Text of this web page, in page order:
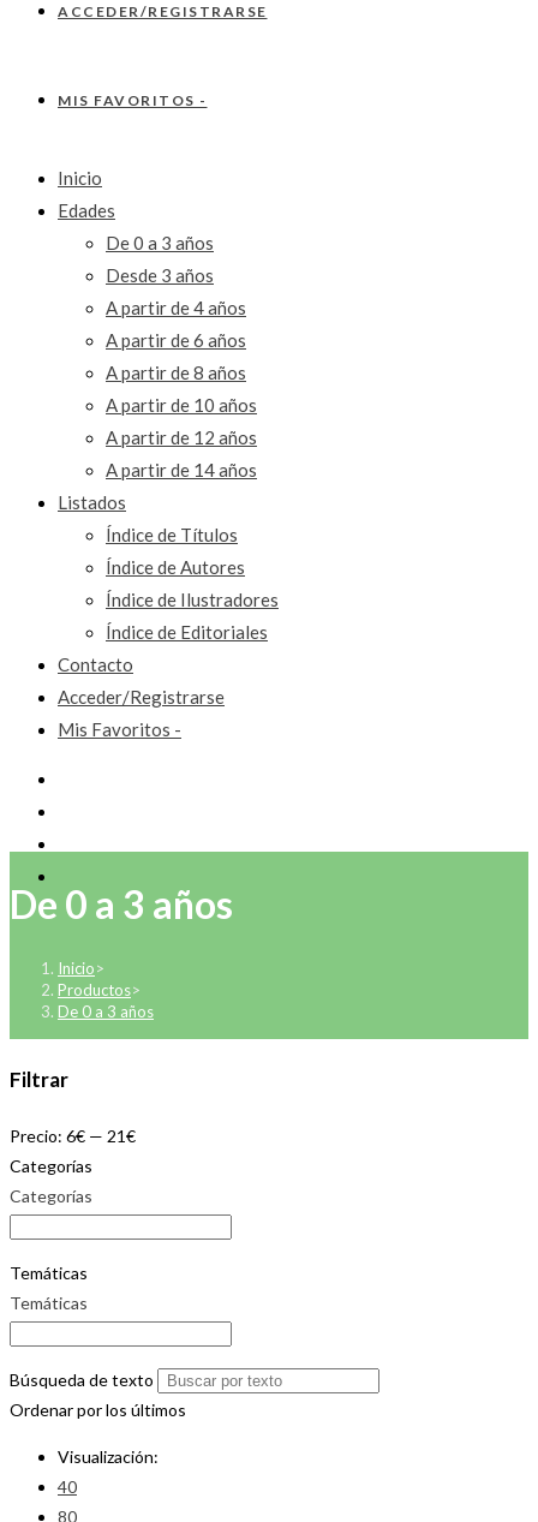
ACCEDER/REGISTRARSE
MIS FAVORITOS -
Inicio
Edades
De 0 a 3 años
Desde 3 años
A partir de 4 años
A partir de 6 años
A partir de 8 años
A partir de 10 años
A partir de 12 años
A partir de 14 años
Listados
Índice de Títulos
Índice de Autores
Índice de Ilustradores
Índice de Editoriales
Contacto
Acceder/Registrarse
Mis Favoritos -
De 0 a 3 años
Inicio>
Productos>
De 0 a 3 años
Filtrar
Precio: 6€ — 21€
Categorías
Categorías
Temáticas
Temáticas
Búsqueda de texto
Ordenar por los últimos
Visualización:
40
80